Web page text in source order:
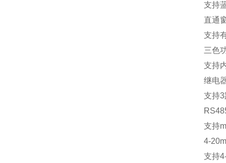
支持
直通
支持
三色
支持
继电
支持3
支持
4-
支持